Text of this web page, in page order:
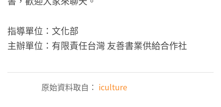
指導單位：文化部
主辦單位：有限責任台灣 友善書業供給合作社
原始資料取自： iculture